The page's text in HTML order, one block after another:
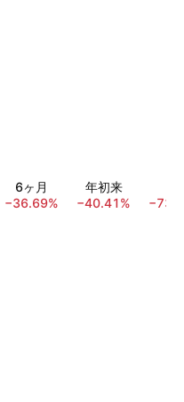
6ヶ月
−36.69%
年初来
−40.41%